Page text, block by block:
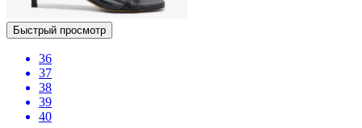
Быстрый просмотр
36
37
38
39
40